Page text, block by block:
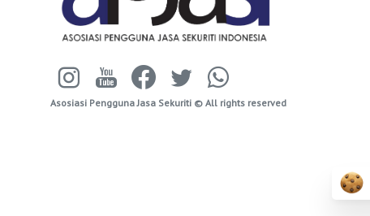
Asosiasi Pengguna Jasa Sekuriti © All rights reserved